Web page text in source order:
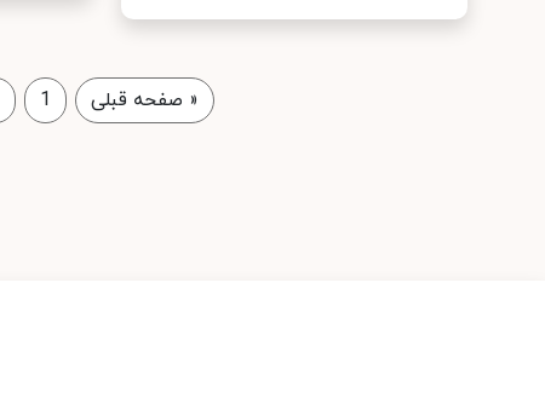
« صفحه قبلی 1